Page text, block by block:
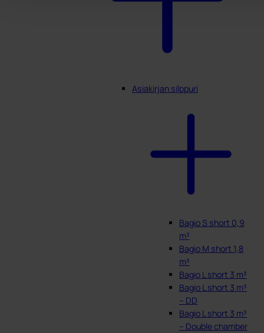
Asiakirjan silppuri
Bagio S short 0,9
m³
Bagio M short 1,8
m³
Bagio L short 3 m³
Bagio L short 3 m³
– DD
Bagio L short 3 m³
– Double chamber